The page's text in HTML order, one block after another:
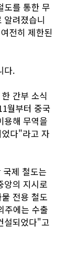
도를 통한 무
알려졌습니
전히 제한된
다.
간부 소식
월부터 중국
용해 무역을
다"라고 자
제 철도는
앙의 지시로
전용 철도
주에는 수출
설되었다"고